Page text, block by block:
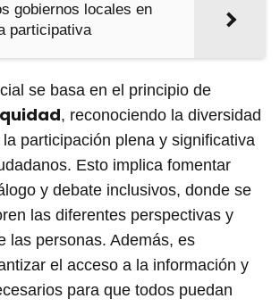
gobiernos locales en
participativa
se basa en el principio de
, reconociendo la diversidad
participación plena y significativa
Esto implica fomentar
y debate inclusivos, donde se
las diferentes perspectivas y
las personas. Además, es
el acceso a la información y
para que todos puedan